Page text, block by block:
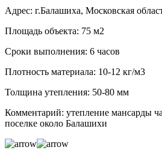
Адрес: г.Балашиха, Московская
Площадь объекта: 75 м2
Сроки выполнения: 6 часов
Плотность материала: 10-12 кг/м3
Толщина утепления: 50-80 мм
Комментарий: утепление мансарды
поселке около Балашихи